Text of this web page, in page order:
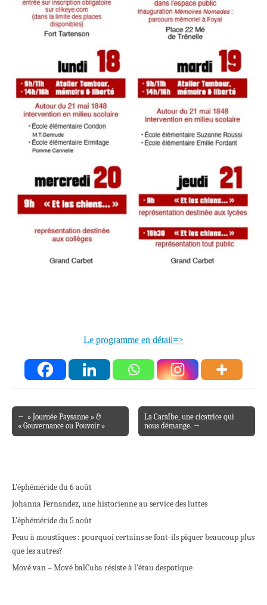
Le programme en détail=>
Post navigation
← » Journée Paysanne » &
« Gouvernance ou Pouvoir »
La Caraïbe, une cicatrice qui
nous démange. →
L’éphéméride du 6 août
Johanna Fernandez, une historienne au service des luttes
L’éphéméride du 5 août
Peau à moustiques : pourquoi certains se font-ils piquer beaucoup plus
que les autres?
Mové van – Mové balCuba résiste à l’étau despotique